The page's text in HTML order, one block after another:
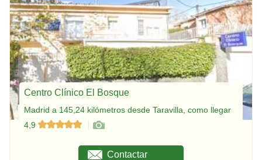
Centro Clínico El Bosque
Madrid a 145,24 kilómetros desde Taravilla, como llegar
4,9
Contactar